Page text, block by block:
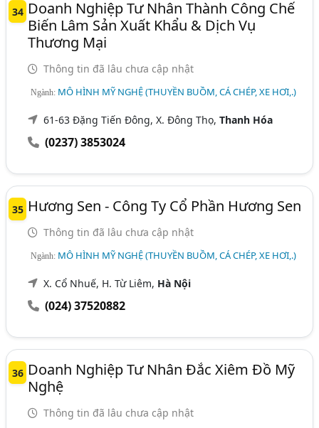
34 Doanh Nghiệp Tư Nhân Thành Công Chế
Biến Lâm Sản Xuất Khẩu & Dịch Vụ
Thương Mại
Thông tin đã lâu chưa cập nhật
Ngành: MÔ HÌNH MỸ NGHỆ (THUYỀN BUỒM, CÁ CHÉP, XE HƠI,.)
61-63 Đặng Tiến Đông, X. Đông Thọ,Thanh Hóa
(0237) 3853024
35 Hương Sen - Công Ty Cổ Phần Hương Sen
Thông tin đã lâu chưa cập nhật
Ngành: MÔ HÌNH MỸ NGHỆ (THUYỀN BUỒM, CÁ CHÉP, XE HƠI,.)
X. Cổ Nhuế, H. Từ Liêm, Hà Nội
(024) 37520882
36 Doanh Nghiệp Tư Nhân Đắc Xiêm Đồ Mỹ
Nghệ
Thông tin đã lâu chưa cập nhật